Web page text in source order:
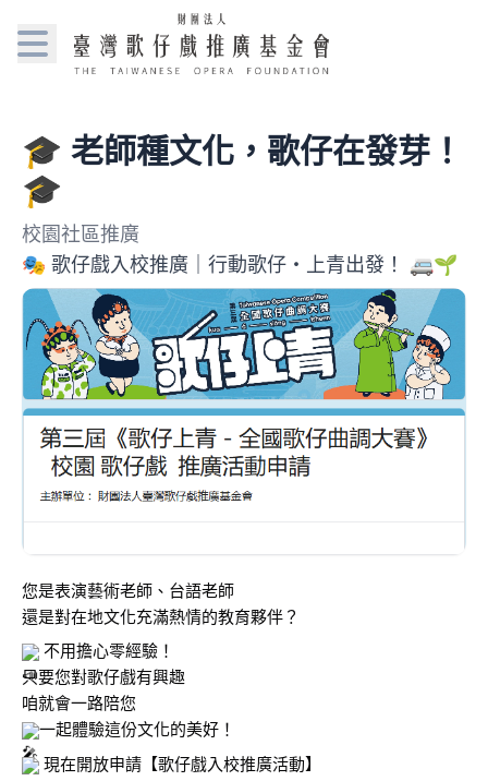
🎓 老師種文化，歌仔在發芽！
🎓
校園社區推廣
🎭 歌仔戲入校推廣｜行動歌仔・上青出發！ 🚐🌱
您是表演藝術老師、台語老師
還是對在地文化充滿熱情的教育夥伴？
不用擔心零經驗！
只要您對歌仔戲有興趣
咱就會一路陪您
一起體驗這份文化的美好！
現在開放申請【歌仔戲入校推廣活動】